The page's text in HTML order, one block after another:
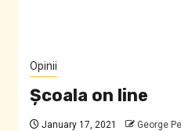
Opinii
Școala on line
January 17, 2021 George